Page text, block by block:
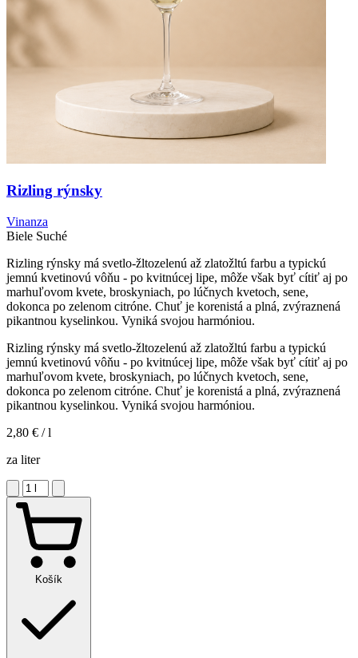
Rizling rýnsky
Vinanza
Biele Suché
Rizling rýnsky má svetlo-žltozelenú až zlatožltú farbu a typickú
jemnú kvetinovú vôňu - po kvitnúcej lipe, môže však byť cítiť aj po
marhuľovom kvete, broskyniach, po lúčnych kvetoch, sene,
dokonca po zelenom citróne. Chuť je korenistá a plná, zvýraznená
pikantnou kyselinkou. Vyniká svojou harmóniou.
Rizling rýnsky má svetlo-žltozelenú až zlatožltú farbu a typickú
jemnú kvetinovú vôňu - po kvitnúcej lipe, môže však byť cítiť aj po
marhuľovom kvete, broskyniach, po lúčnych kvetoch, sene,
dokonca po zelenom citróne. Chuť je korenistá a plná, zvýraznená
pikantnou kyselinkou. Vyniká svojou harmóniou.
2,80 € / l
za liter
Košík